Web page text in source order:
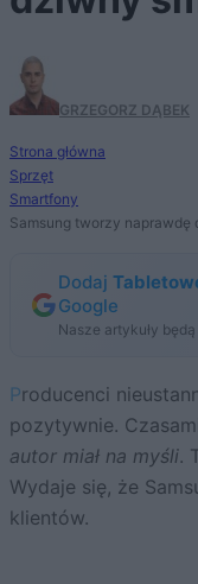
GRZEGORZ DĄBEK
Strona główna
Sprzęt
Smartfony
Samsung tworzy naprawdę
Dodaj
Google
Nasze artykuły
Producenci nieustannie nas zaskakują, lecz nie zawsze
pozytywnie.
autor miał na myśli.
Wydaje się, że
klientów.